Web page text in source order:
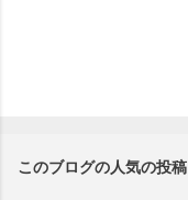
このブログの人気の投稿